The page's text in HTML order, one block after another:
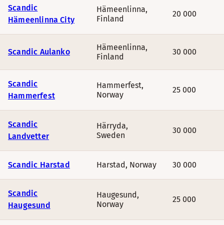
Scandic
Hämeenlinna City
Hämeenlinna,
Finland
20 000
Scandic Aulanko Hämeenlinna,
Finland
30 000
Scandic
Hammerfest
Hammerfest,
Norway
25 000
Scandic
Landvetter
Härryda,
Sweden
30 000
Scandic Harstad Harstad, Norway 30 000
Scandic
Haugesund
Haugesund,
Norway
25 000